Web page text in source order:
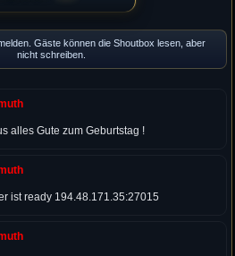
Gäste können die Shoutbox lesen, aber
nicht schreiben.
alles Gute zum Geburtstag !
ist ready 194.48.171.35:27015